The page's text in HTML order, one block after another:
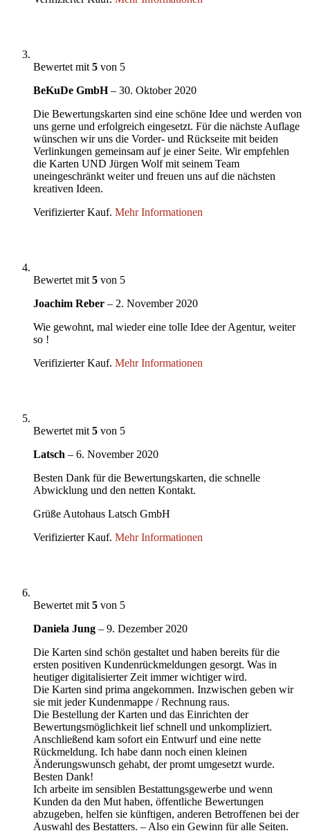
Bewertet mit 5 von 5
BeKuDe GmbH– 30. Oktober 2020
Die Bewertungskarten sind eine schöne Idee und werden von
uns gerne und erfolgreich eingesetzt. Für die nächste Auflage
wünschen wir uns die Vorder- und Rückseite mit beiden
Verlinkungen gemeinsam auf je einer Seite. Wir empfehlen
die Karten UND Jürgen Wolf mit seinem Team
uneingeschränkt weiter und freuen uns auf die nächsten
kreativen Ideen.
Verifizierter Kauf. Mehr Informationen
Bewertet mit 5 von 5
Joachim Reber – 2. November 2020
Wie gewohnt, mal wieder eine tolle Idee der Agentur, weiter
so !
Verifizierter Kauf. Mehr Informationen
Bewertet mit 5 von 5
Latsch – 6. November 2020
Besten Dank für die Bewertungskarten, die schnelle
Abwicklung und den netten Kontakt.
Grüße Autohaus Latsch GmbH
Verifizierter Kauf. Mehr Informationen
Bewertet mit 5 von 5
Daniela Jung – 9. Dezember 2020
Die Karten sind schön gestaltet und haben bereits für die
ersten positiven Kundenrückmeldungen gesorgt. Was in
heutiger digitalisierter Zeit immer wichtiger wird.
Die Karten sind prima angekommen. Inzwischen geben wir
sie mit jeder Kundenmappe / Rechnung raus.
Die Bestellung der Karten und das Einrichten der
Bewertungsmöglichkeit lief schnell und unkompliziert.
Anschließend kam sofort ein Entwurf und eine nette
Rückmeldung. Ich habe dann noch einen kleinen
Änderungswunsch gehabt, der promt umgesetzt wurde.
Besten Dank!
Ich arbeite im sensiblen Bestattungsgewerbe und wenn
Kunden da den Mut haben, öffentliche Bewertungen
abzugeben, helfen sie künftigen, anderen Betroffenen bei der
Auswahl des Bestatters. – Also ein Gewinn für alle Seiten.